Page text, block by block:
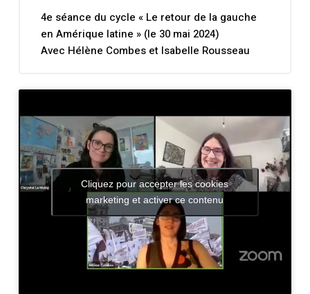
4e séance du cycle « Le retour de la gauche
en Amérique latine » (le 30 mai 2024)
Avec Hélène Combes et Isabelle Rousseau
Cliquez pour accepter les cookies
marketing et activer ce contenu